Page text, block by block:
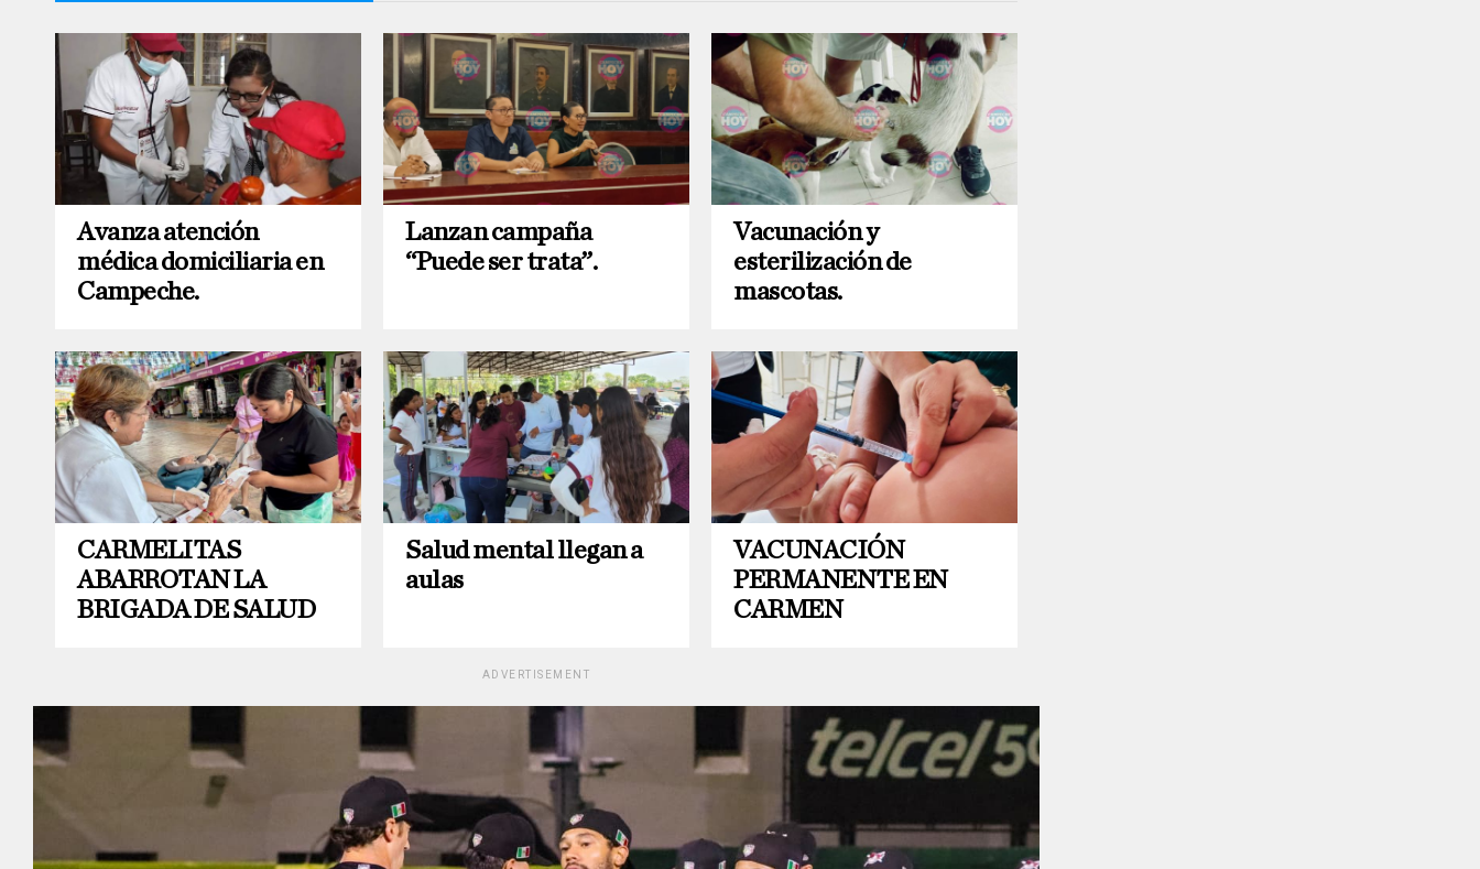
Avanza atención
médica domiciliaria en
Campeche.
Lanzan campaña
“Puede ser trata”.
Vacunación y
esterilización de
mascotas.
CARMELITAS
ABARROTAN LA
BRIGADA DE SALUD
Salud mental llegan a
aulas
VACUNACIÓN
PERMANENTE EN
CARMEN
ADVERTISEMENT